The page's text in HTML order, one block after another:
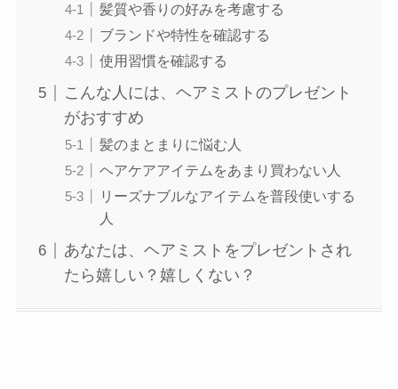
髪質や香りの好みを考慮する
ブランドや特性を確認する
使用習慣を確認する
こんな人には、ヘアミストのプレゼント
がおすすめ
髪のまとまりに悩む人
ヘアケアアイテムをあまり買わない人
リーズナブルなアイテムを普段使いする
人
あなたは、ヘアミストをプレゼントされ
たら嬉しい？嬉しくない？